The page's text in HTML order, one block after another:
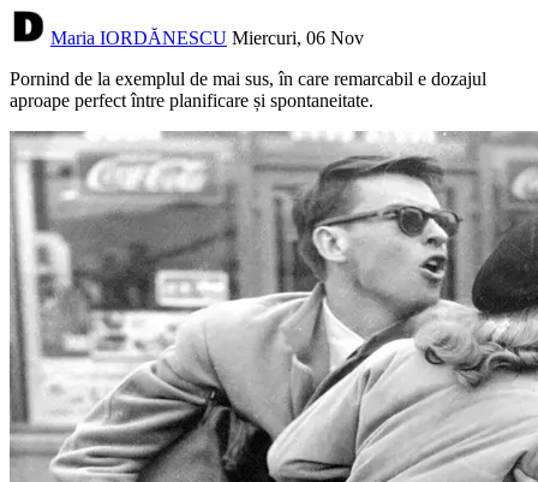
Maria IORDĂNESCU Miercuri, 06 Nov
Pornind de la exemplul de mai sus, în care remarcabil e dozajul
aproape perfect între planificare și spontaneitate.